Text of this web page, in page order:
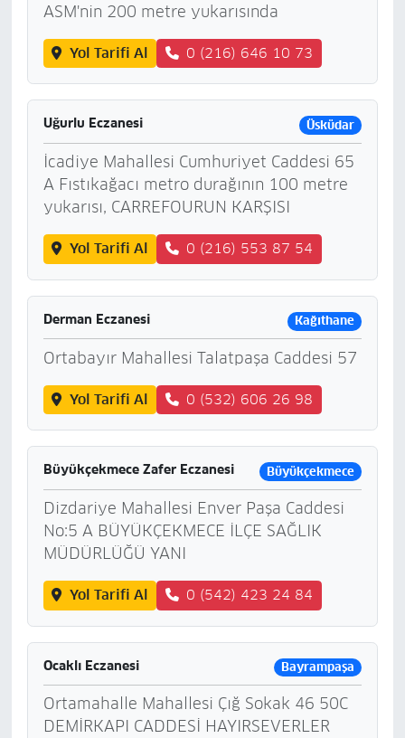
ASM'nin 200 metre yukarısında
Yol Tarifi Al 0 (216) 646 10 73
Uğurlu Eczanesi Üsküdar
İcadiye Mahallesi Cumhuriyet Caddesi 65
A Fıstıkağacı metro durağının 100 metre
yukarısı, CARREFOURUN KARŞISI
Yol Tarifi Al 0 (216) 553 87 54
Derman Eczanesi Kağıthane
Ortabayır Mahallesi Talatpaşa Caddesi 57
Yol Tarifi Al 0 (532) 606 26 98
Büyükçekmece Zafer Eczanesi Büyükçekmece
Dizdariye Mahallesi Enver Paşa Caddesi
No:5 A BÜYÜKÇEKMECE İLÇE SAĞLIK
MÜDÜRLÜĞÜ YANI
Yol Tarifi Al 0 (542) 423 24 84
Ocaklı Eczanesi Bayrampaşa
Ortamahalle Mahallesi Çığ Sokak 46 50C
DEMİRKAPI CADDESİ HAYIRSEVERLER